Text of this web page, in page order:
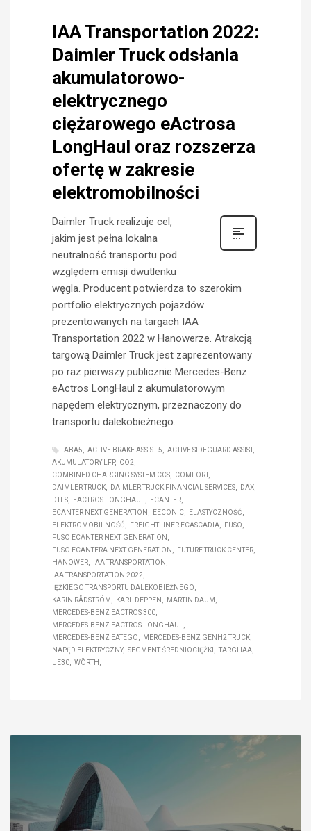
IAA Transportation 2022:
Daimler Truck odsłania
akumulatorowo-
elektrycznego
ciężarowego eActrosa
LongHaul oraz rozszerza
ofertę w zakresie
elektromobilności
Daimler Truck realizuje cel,
jakim jest pełna lokalna
neutralność transportu pod
względem emisji dwutlenku
węgla. Producent potwierdza to szerokim
portfolio elektrycznych pojazdów
prezentowanych na targach IAA
Transportation 2022 w Hanowerze. Atrakcją
targową Daimler Truck jest zaprezentowany
po raz pierwszy publicznie Mercedes-Benz
eActros LongHaul z akumulatorowym
napędem elektrycznym, przeznaczony do
transportu dalekobieżnego.
ABA5 ACTIVE BRAKE ASSIST 5
ACTIVE SIDEGUARD ASSIST
AKUMULATORY LFP
CO2
COMBINED CHARGING SYSTEM CCS
COMFORT
DAIMLER TRUCK
DAIMLER TRUCK FINANCIAL SERVICES
DAX
DTFS
EACTROS LONGHAUL
ECANTER
ECANTER NEXT GENERATION
EECONIC
ELASTYCZNOŚĆ
ELEKTROMOBILNOŚĆ
FREIGHTLINER ECASCADIA
FUSO
FUSO ECANTER NEXT GENERATION
FUSO ECANTERA NEXT GENERATION
FUTURE TRUCK CENTER
HANOWER
IAA TRANSPORTATION
IAA TRANSPORTATION 2022
IĘŻKIEGO TRANSPORTU DALEKOBIEŻNEGO
KARIN RÅDSTRÖM
KARL DEPPEN
MARTIN DAUM
MERCEDES-BENZ EACTROS 300
MERCEDES-BENZ EACTROS LONGHAUL
MERCEDES-BENZ EATEGO
MERCEDES-BENZ GENH2 TRUCK
NAPĘD ELEKTRYCZNY
SEGMENT ŚREDNIOCIĘŻKI
TARGI IAA
UE30
WÖRTH